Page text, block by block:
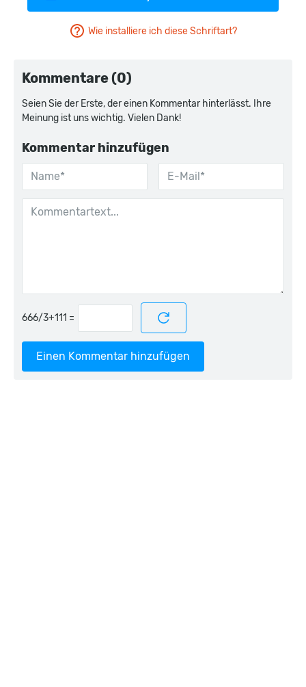
Wie installiere ich diese Schriftart?
Kommentare (0)
Seien Sie der Erste, der einen Kommentar hinterlässt. Ihre
Meinung ist uns wichtig. Vielen Dank!
Kommentar hinzufügen
=
Einen Kommentar hinzufügen